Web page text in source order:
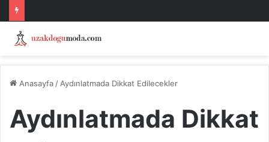
Anasayfa / Aydınlatmada Dikkat Edilecekler
Aydınlatmada Dikkat